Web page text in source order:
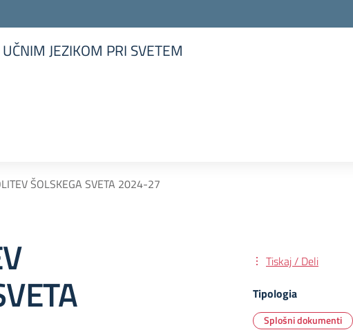
JEZIKOM PRI SVETEM
ŠOLSKEGA SVETA 2024-27
Tiskaj / Deli
Tipologia
Splošni dokumenti